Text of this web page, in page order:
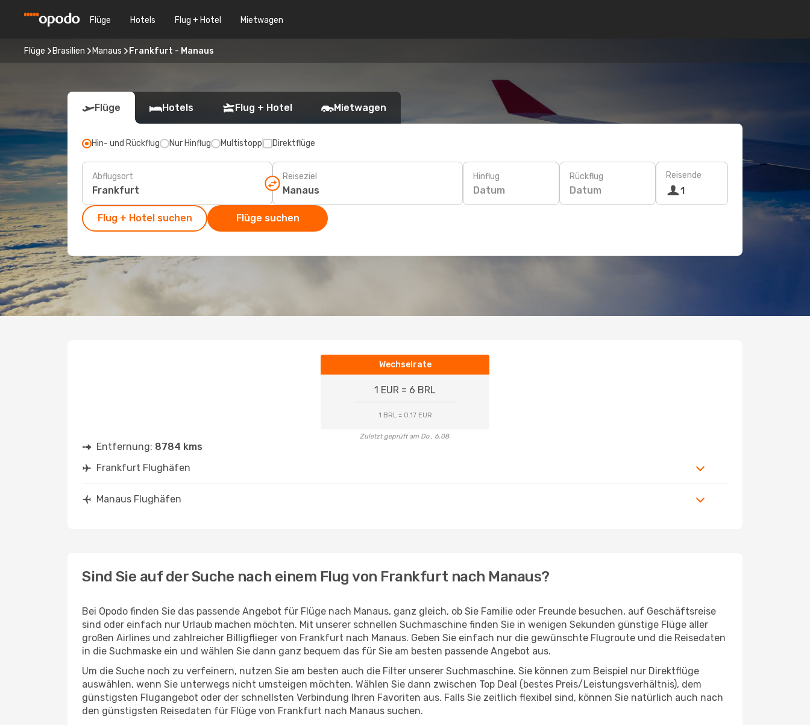
Flüge Hotels Flug + Hotel Mietwagen
Flüge Brasilien Manaus Frankfurt - Manaus
Flüge Hotels Flug + Hotel Mietwagen
Hin- und Rückflug Nur Hinflug Multistopp Direktflüge
Abflugsort Reiseziel Hinflug
Datum
Rückflug
Datum
Reisende
1
Flug + Hotel suchen Flüge suchen
Wechselrate
1 EUR = 6 BRL
1 BRL = 0.17 EUR
Zuletzt geprüft am Do., 6.08.
Entfernung: 8784 kms
Frankfurt Flughäfen
Manaus Flughäfen
Sind Sie auf der Suche nach einem Flug von Frankfurt nach Manaus?
Bei Opodo finden Sie das passende Angebot für Flüge nach Manaus, ganz gleich, ob Sie Familie oder Freunde besuchen, auf Geschäftsreise
sind oder einfach nur Urlaub machen möchten. Mit unserer schnellen Suchmaschine finden Sie in wenigen Sekunden günstige Flüge aller
großen Airlines und zahlreicher Billigflieger von Frankfurt nach Manaus. Geben Sie einfach nur die gewünschte Flugroute und die Reisedaten
in die Suchmaske ein und wählen Sie dann ganz bequem das für Sie am besten passende Angebot aus.
Um die Suche noch zu verfeinern, nutzen Sie am besten auch die Filter unserer Suchmaschine. Sie können zum Beispiel nur Direktflüge
auswählen, wenn Sie unterwegs nicht umsteigen möchten. Wählen Sie dann zwischen Top Deal (bestes Preis/Leistungsverhältnis), dem
günstigsten Flugangebot oder der schnellsten Verbindung Ihren Favoriten aus. Falls Sie zeitlich flexibel sind, können Sie natürlich auch nach
den günstigsten Reisedaten für Flüge von Frankfurt nach Manaus suchen.